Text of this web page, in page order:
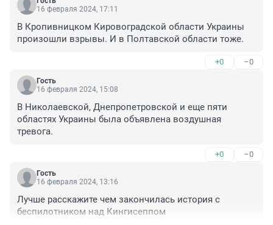
16 февраля 2024, 17:11
В Кропивницком Кировоградской области Украины
произошли взрывы. И в Полтавской области тоже.
+0 –0
Гость
16 февраля 2024, 15:08
В Николаевской, Днепропетровской и еще пяти
областях Украины была объявлена воздушная
тревога.
+0 –0
Гость
16 февраля 2024, 13:16
Лучше расскажите чем закончилась история с
беспилотником над Кингисеппом